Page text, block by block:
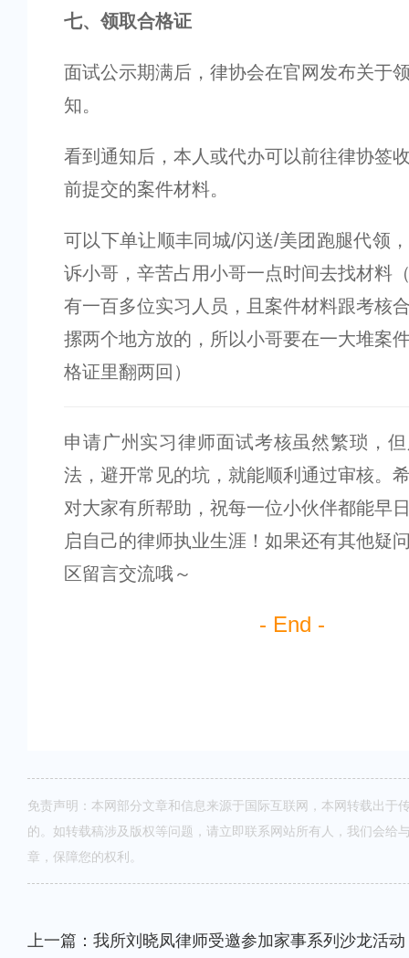
七、领取合格证
面试公示期满后，律协会在官网发布关于
知。
看到通知后，本人或代办可以前往律协签
前提交的案件材料。
可以下单让顺丰同城/闪送/美团跑腿代领
诉小哥，辛苦占用小哥一点时间去找材料
有一百多位实习人员，且案件材料跟考核
摞两个地方放的，所以小哥要在一大堆案
格证里翻两回）
申请广州实习律师面试考核虽然繁琐，
法，避开常见的坑，就能顺利通过审核。
对大家有所帮助，祝每一位小伙伴都能早
启自己的律师执业生涯！如果还有其他疑
区留言交流哦～
- End -
免责声明：本网部分文章和信息来源于国际互联网，本网转载出于
的。如转载稿涉及版权等问题，请立即联系网站所有人，我们会给
章，保障您的权利。
上一篇：我所刘晓凤律师受邀参加家事系列沙龙活动